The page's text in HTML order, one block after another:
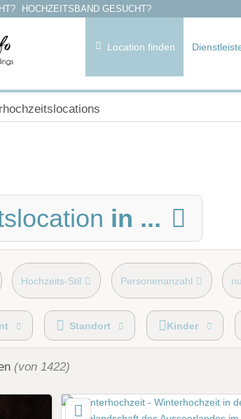
HOCHZEITSBAND GESUCHT?
Location finden
in ...
Hochzeits-Stil Personenanzahl
nächstes Hotel Bewirtung
Standort Kinder
(von 1422)